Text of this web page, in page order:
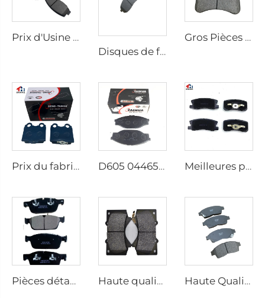
Prix d'Usine Pièces Auto Fabricants Plaque Arrière Freins à Disque D2026 pour Voitures Japonaises
Disques de frein pour Hyundai pour Kia Bon Semi-métallique Freins avant Pièces automobiles Accessoires automobiles Pièces de frein auto SP1148
Gros Pièces automobiles pour voitures Disques de frein pour Defender Station/Fourgonnette/Break pour Discovery Fourgonnette pour Range Rover Sport LR110084 0084
Prix ​​du fabricant Pièces détachées automobiles avant en céramique pour Lexus kd 2722 D605 04465-23040 Plaquettes de frein Fabricant Plaquettes de frein à disque pour toyota Plaquettes de frein Originales Meilleures plaquettes de frein avant D596 pour Mitsubishi Pajero Galant Sigma
Pièces détachées pour systèmes de freinage automatique, plaquettes de frein en gros, plaquettes de frein avant pour voiture Haute qualité plaquettes de frein pour voitures, pour Toyota, leader de l'industrie, système de plaquettes de frein chinois en gros D1303 Haute Qualité D562 Disques de frein auto Accessoires Accessoire auto Systèmes de disques de frein auto